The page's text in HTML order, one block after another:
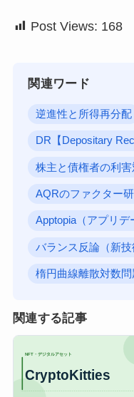
Post Views: 168
関連ワード
逆進性と所得再分配
DR【Depositary
株主と債権者の利害
AQRのファクター
Apptopia（アプリデ
バランス反論（新技
楕円曲線離散対数問
関連する記事